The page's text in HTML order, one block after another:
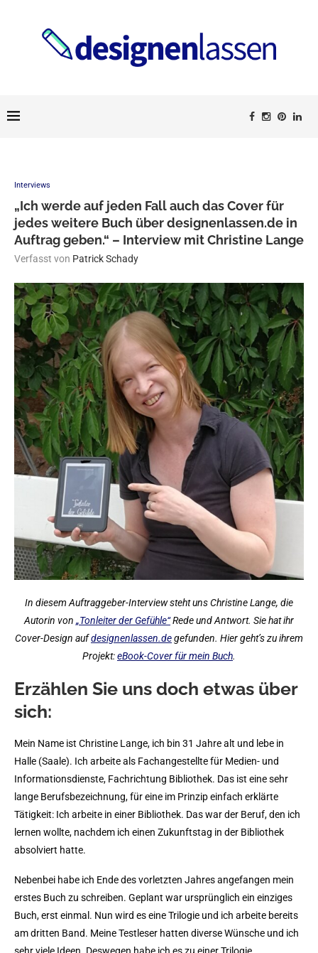
Interviews
„Ich werde auf jeden Fall auch das Cover für
jedes weitere Buch über designenlassen.de in
Auftrag geben.“ – Interview mit Christine Lange
Verfasst von Patrick Schady
In diesem Auftraggeber-Interview steht uns Christine Lange, die
Autorin von „Tonleiter der Gefühle“Rede und Antwort. Sie hat ihr
Cover-Design aufdesignenlassen.degefunden. Hier geht’s zu ihrem
Projekt:eBook-Cover für mein Buch.
Erzählen Sie uns doch etwas über
sich:
Mein Name ist Christine Lange, ich bin 31 Jahre alt und lebe in
Halle (Saale). Ich arbeite als Fachangestellte für Medien- und
Informationsdienste, Fachrichtung Bibliothek. Das ist eine sehr
lange Berufsbezeichnung, für eine im Prinzip einfach erklärte
Tätigkeit: Ich arbeite in einer Bibliothek. Das war der Beruf, den ich
lernen wollte, nachdem ich einen Zukunftstag in der Bibliothek
absolviert hatte.
Nebenbei habe ich Ende des vorletzten Jahres angefangen mein
erstes Buch zu schreiben. Geplant war ursprünglich ein einziges
Buch, erst einmal. Nun wird es eine Trilogie und ich arbeite bereits
am dritten Band. Meine Testleser hatten diverse Wünsche und ich
sehr viele Ideen. Deswegen habe ich es zu einer Trilogie